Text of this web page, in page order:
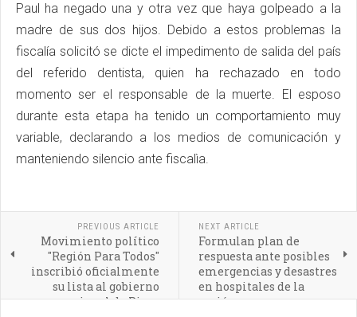
Paul ha negado una y otra vez que haya golpeado a la
madre de sus dos hijos. Debido a estos problemas la
fiscalía solicitó se dicte el impedimento de salida del país
del referido dentista, quien ha rechazado en todo
momento ser el responsable de la muerte. El esposo
durante esta etapa ha tenido un comportamiento muy
variable, declarando a los medios de comunicación y
manteniendo silencio ante fiscalìa.
PREVIOUS ARTICLE
Movimiento político
"Región Para Todos"
inscribió oficialmente
su lista al gobierno
regional de Piura
NEXT ARTICLE
Formulan plan de
respuesta ante posibles
emergencias y desastres
en hospitales de la
región